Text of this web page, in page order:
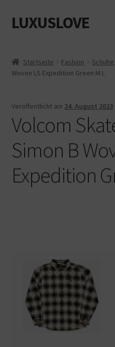
Zur
Navigation
Zum
Inhalt
LUXUSLOVE
Cookie-Richtlinie (EU)
Datenschutz
Impressum
Kasse
Mein Konto
Startseite Fashion Schuhe
Woven LS Expedition Green M L
Veröffentlicht am 24. August 2023
Volcom
Simon B
Expedition